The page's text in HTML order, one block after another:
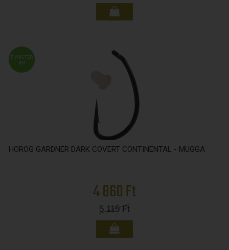
FMASTER
ÁR
HOROG GARDNER DARK COVERT CONTINENTAL - MUGGA
4 860 Ft
5 115Ft